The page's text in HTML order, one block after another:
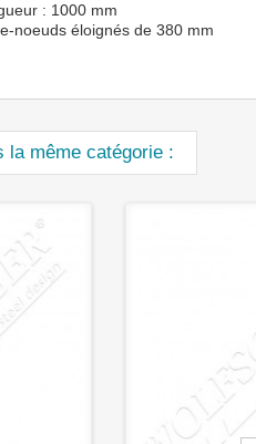
: 1000 mm
noeuds éloignés de 380 mm
la même catégorie :